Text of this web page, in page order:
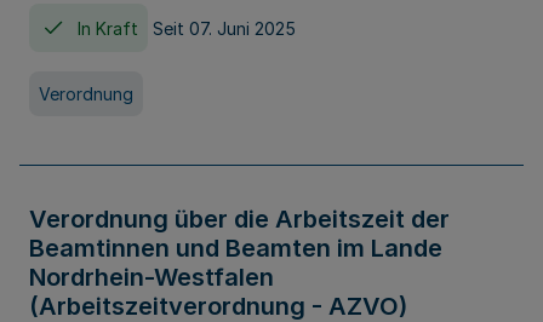
In Kraft Seit 07. Juni 2025
Verordnung
Verordnung über die Arbeitszeit der
Beamtinnen und Beamten im Lande
Nordrhein-Westfalen
(Arbeitszeitverordnung - AZVO)